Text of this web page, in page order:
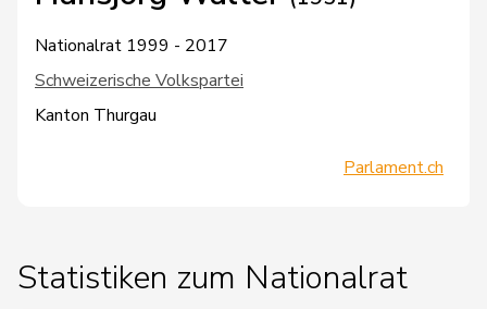
Nationalrat 1999 - 2017
Schweizerische Volkspartei
Kanton Thurgau
Parlament.ch
Statistiken zum Nationalrat